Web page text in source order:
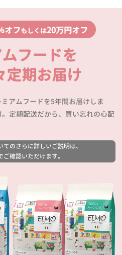
オフもしくは20万円オフ
フードを
定期お届け
アムフードを5年間お届けしま
定期配送だから、買い忘れの心配
のさらに詳しいご説明は、
ご確認いただけます。